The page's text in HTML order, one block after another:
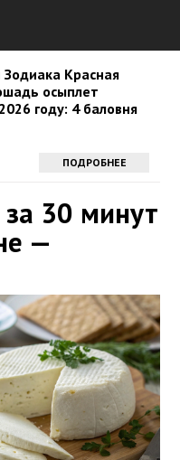
Зодиака Красная
осыплет
году: 4 баловня
ПОДРОБНЕЕ
30 минут
—